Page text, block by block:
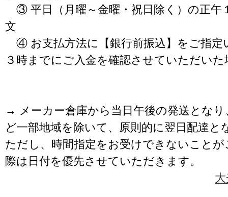
③ 平日（月曜～金曜・祝日除く）の正午
文
④ お支払方法に【銀行前振込】をご指定
３時までにご入金を確認させていただいた
→ メーカー倉庫から当日午後の発送となり
ど一部地域を除いて、原則的に翌日配達と
ただし、時間指定をお受けできないこと
際は日付を優先させていただきます。